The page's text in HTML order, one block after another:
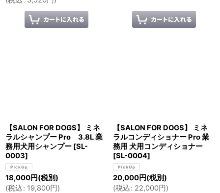
【SALON FOR DOGS】 ミネ
ラルシャンプー Pro 3.8L 業
務用犬用シャンプー [SL-
0003]
18,000円(税別)
(税込: 19,800円)
【SALON FOR DOGS】 ミネ
ラルコンディショナー Pro 業
務用 犬用コンディショナー
[SL-0004]
20,000円(税別)
(税込: 22,000円)